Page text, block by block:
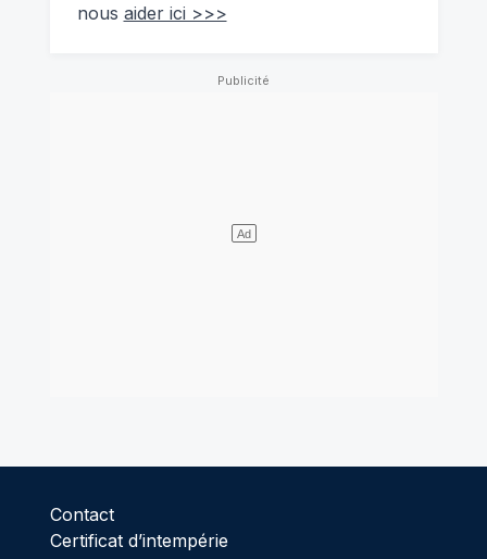
nous aider ici >>>
Contact
Certificat d’intempérie